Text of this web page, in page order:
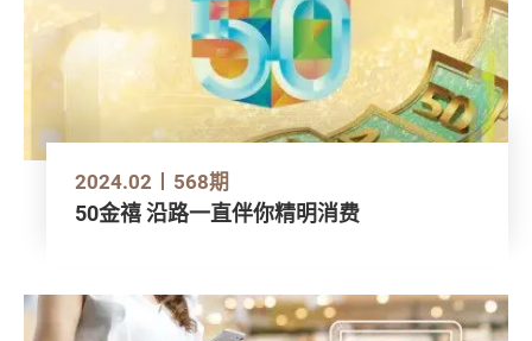
2024.02 568期
50金禧 沿路一直伴你精明消费